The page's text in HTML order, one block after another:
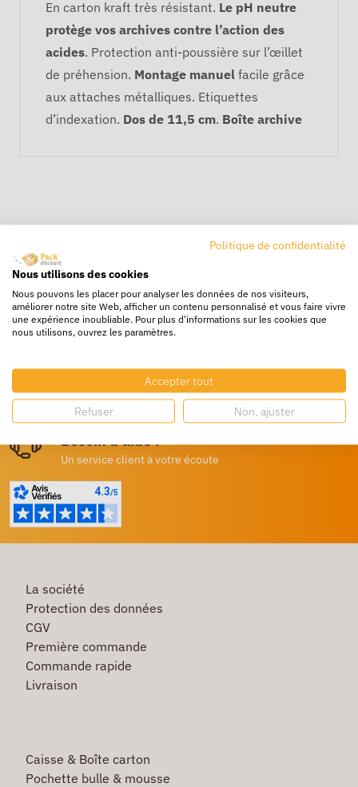
En carton kraft très résistant. Le pH neutre
protège vos archives contre l’action des
acides. Protection anti-poussière sur l’œillet
de préhension. Montage manuel facile grâce
aux attaches métalliques. Etiquettes
d’indexation. Dos de 11,5 cm. Boîte archive
Livraison rapide
24/72h partout en europe
Livraison gratuite
Destockage
Profitez de prix bas toute l’année
Besoin d'aide ?
Un service client à votre écoute
La société
Protection des données
CGV
Première commande
Commande rapide
Livraison
Caisse & Boîte carton
Pochette bulle & mousse
Politique de confidentialité
Nous utilisons des cookies
Nous pouvons les placer pour analyser les données de nos visiteurs,
améliorer notre site Web, afficher un contenu personnalisé et vous faire vivre
une expérience inoubliable. Pour plus d'informations sur les cookies que
nous utilisons, ouvrez les paramètres.
Accepter tout
Refuser Non, ajuster